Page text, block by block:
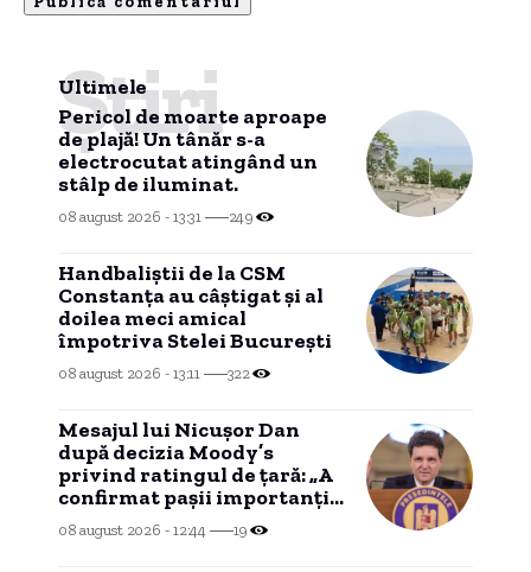
Ultimele
Știri
Pericol de moarte aproape
de plajă! Un tânăr s-a
electrocutat atingând un
stâlp de iluminat.
08 august 2026 - 13:31 249
Handbaliștii de la CSM
Constanța au câștigat și al
doilea meci amical
împotriva Stelei București
08 august 2026 - 13:11 322
Mesajul lui Nicușor Dan
după decizia Moody’s
privind ratingul de țară: „A
confirmat pașii importanți
realizați de România”
08 august 2026 - 12:44 19